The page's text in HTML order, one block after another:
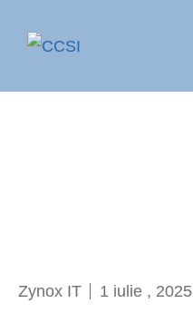
Zynox IT 1 iulie , 2025